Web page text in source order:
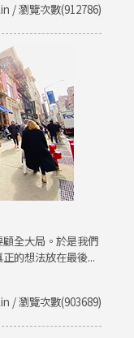
/ 瀏覽次數(912786)
全大局。於是我們
的想法放在最後...
/ 瀏覽次數(903689)